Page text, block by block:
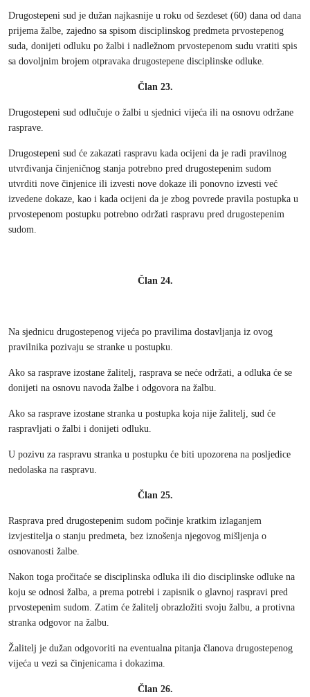
Drugostepeni sud je dužan najkasnije u roku od šezdeset (60) dana od dana
prijema žalbe, zajedno sa spisom disciplinskog predmeta prvostepenog
suda, donijeti odluku po žalbi i nadležnom prvostepenom sudu vratiti spis
sa dovoljnim brojem otpravaka drugostepene disciplinske odluke.
Član 23.
Drugostepeni sud odlučuje o žalbi u sjednici vijeća ili na osnovu održane
rasprave.
Drugostepeni sud će zakazati raspravu kada ocijeni da je radi pravilnog
utvrđivanja činjeničnog stanja potrebno pred drugostepenim sudom
utvrditi nove činjenice ili izvesti nove dokaze ili ponovno izvesti već
izvedene dokaze, kao i kada ocijeni da je zbog povrede pravila postupka u
prvostepenom postupku potrebno održati raspravu pred drugostepenim
sudom.
Član 24.
Na sjednicu drugostepenog vijeća po pravilima dostavljanja iz ovog
pravilnika pozivaju se stranke u postupku.
Ako sa rasprave izostane žalitelj, rasprava se neće održati, a odluka će se
donijeti na osnovu navoda žalbe i odgovora na žalbu.
Ako sa rasprave izostane stranka u postupka koja nije žalitelj, sud će
raspravljati o žalbi i donijeti odluku.
U pozivu za raspravu stranka u postupku će biti upozorena na posljedice
nedolaska na raspravu.
Član 25.
Rasprava pred drugostepenim sudom počinje kratkim izlaganjem
izvjestitelja o stanju predmeta, bez iznošenja njegovog mišljenja o
osnovanosti žalbe.
Nakon toga pročitaće se disciplinska odluka ili dio disciplinske odluke na
koju se odnosi žalba, a prema potrebi i zapisnik o glavnoj raspravi pred
prvostepenim sudom. Zatim će žalitelj obrazložiti svoju žalbu, a protivna
stranka odgovor na žalbu.
Žalitelj je dužan odgovoriti na eventualna pitanja članova drugostepenog
vijeća u vezi sa činjenicama i dokazima.
Član 26.